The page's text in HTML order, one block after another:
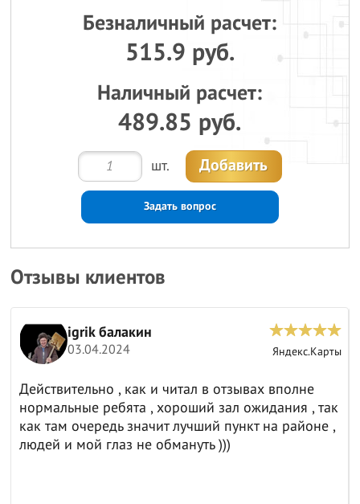
Безналичный расчет:
515.9 руб.
Наличный расчет:
489.85 руб.
шт. Добавить
Задать вопрос
Отзывы клиентов
igrik балакин
03.04.2024 Яндекс.Карты
Действительно , как и читал в отзывах вполне
нормальные ребята , хороший зал ожидания , так
как там очередь значит лучший пункт на районе ,
людей и мой глаз не обмануть )))